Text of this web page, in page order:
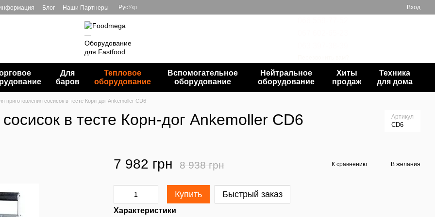
Блог Наши Партнеры РусУкр Вход
Для
баров
Тепловое
оборудование
Вспомогательное
оборудование
Нейтральное
оборудование
Хиты
продаж
Техника
для дома
приготовления сосисок в тесте Корн-дог Ankemoller CD6
в тесте Корн-дог Ankemoller CD6 Артикул
CD6
7 982 грн 8 938 грн К сравнению В желания
Купить Быстрый заказ
Характеристики